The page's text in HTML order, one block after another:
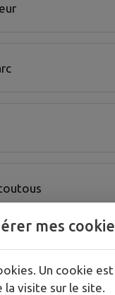
mes
Un cookie
visite sur le site.